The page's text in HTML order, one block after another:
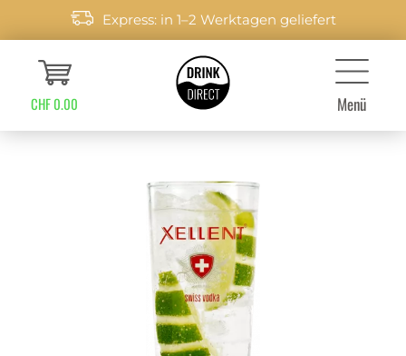
Express: in 1–2 Werktagen geliefert
CHF 0.00 Menü